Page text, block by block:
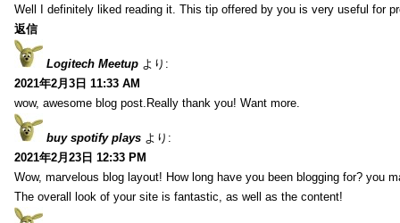
Well I definitely liked reading it. This tip offered by you is very useful for
返信
Logitech Meetup より:
2021年2月3日 11:33 AM
wow, awesome blog post.Really thank you! Want more.
buy spotify plays より:
2021年2月23日 12:33 PM
Wow, marvelous blog layout! How long have you been blogging for? you
The overall look of your site is fantastic, as well as the content!